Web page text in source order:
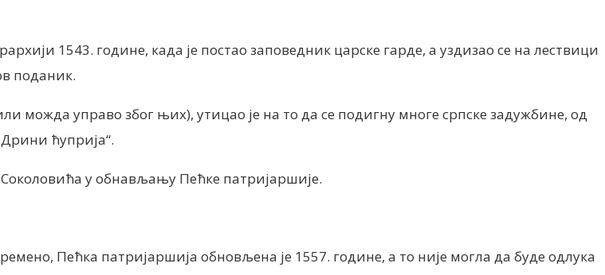
1543. године, када је постао заповедник царске гарде, а уздизао се на лествици
поданик.
можда управо због њих), утицао је на то да се подигну многе српске задужбине, од
ћуприја“.
у обнављању Пећке патријаршије.
Пећка патријаршија обновљена је 1557. године, а то није могла да буде одлука